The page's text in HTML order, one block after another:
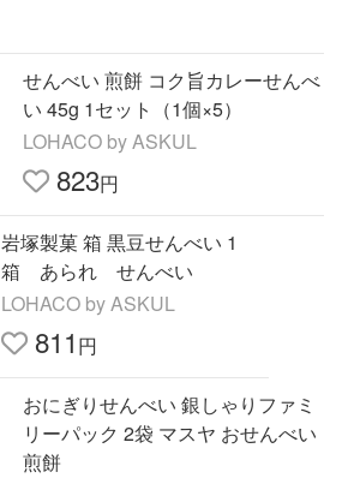
せんべい 煎餅 コク旨カレーせんべ
い 45g 1セット（1個×5）
LOHACO by ASKUL
823円
岩塚製菓 箱 黒豆せんべい 1
箱 あられ せんべい
LOHACO by ASKUL
811 円
おにぎりせんべい 銀しゃりファミ
リーパック 2袋 マスヤ おせんべい
煎餅